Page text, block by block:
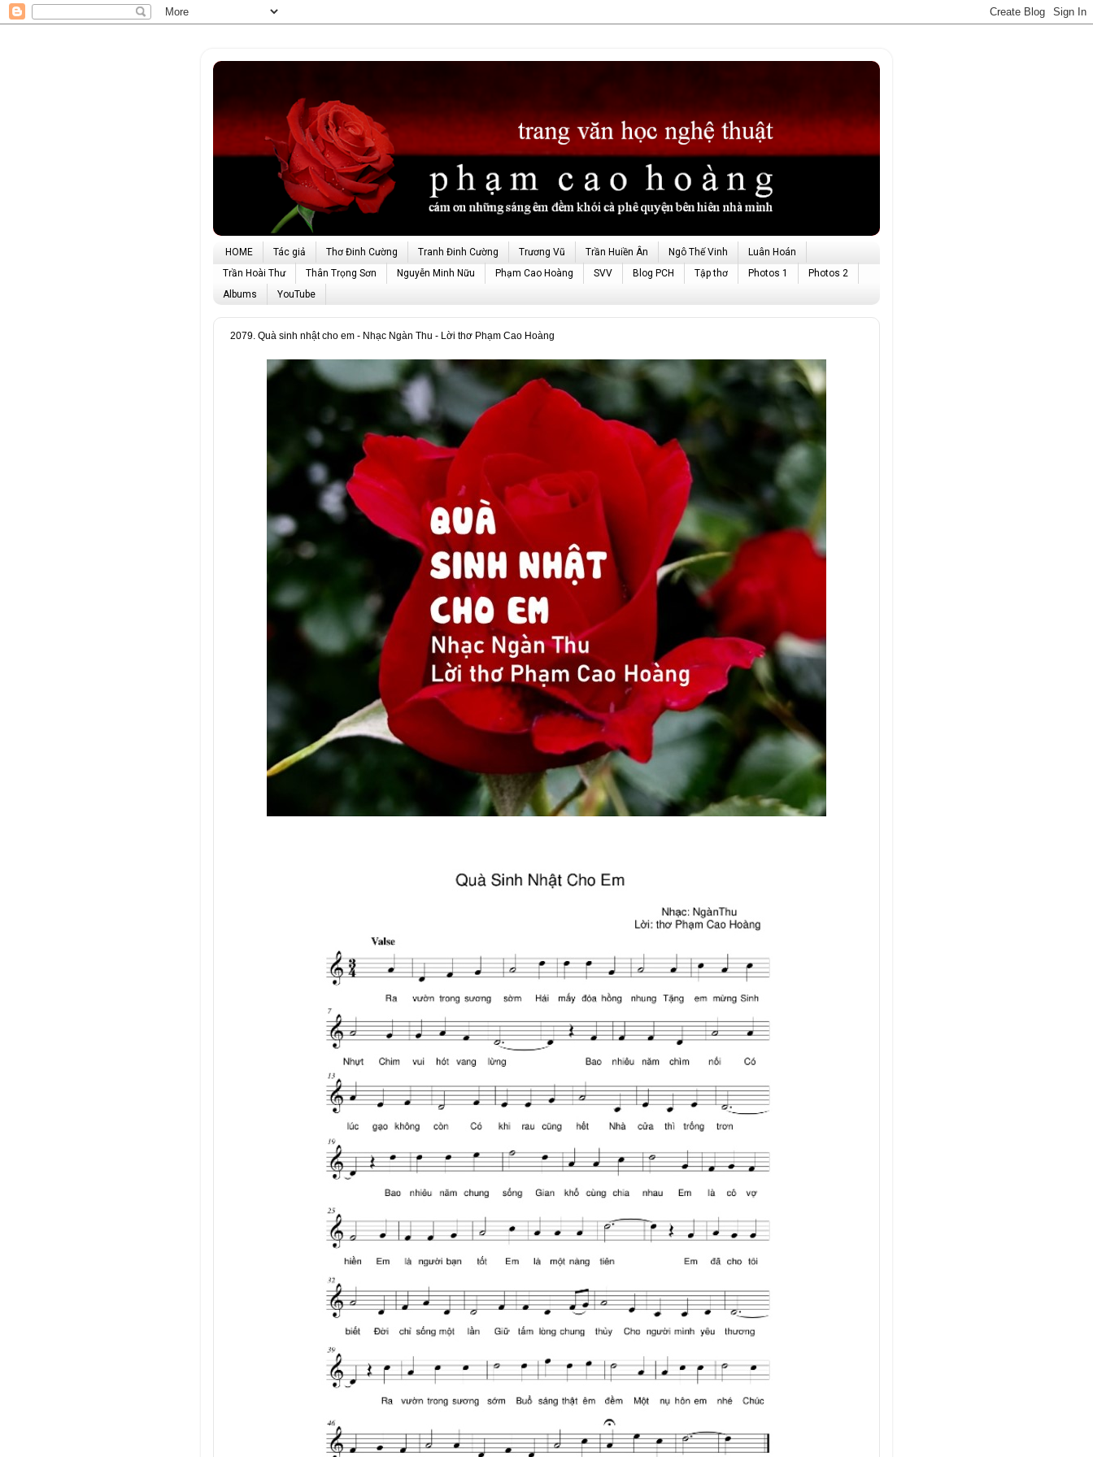
HOME Tác giả Thơ Đinh Cường Tranh Đinh Cường Trương Vũ Trần Huiền Ân Ngô Thế Vinh
Luân Hoán
Trần Hoài Thư
Thân Trọng Sơn Nguyễn Minh Nữu Phạm Cao Hoàng SVV Blog PCH Tập thơ Photos 1
Photos 2
Albums
YouTube
2079. Quà sinh nhật cho em - Nhạc Ngàn Thu - Lời thơ Phạm Cao Hoàng